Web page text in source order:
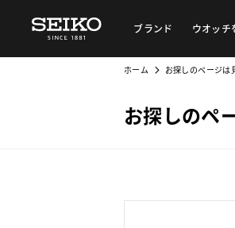
ブランド ウオッチ
ホーム お探しのページは
お探しのペ